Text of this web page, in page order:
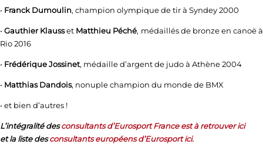
• Franck Dumoulin, champion olympique de tir à Syndey 2000
•Gauthier Klausset Matthieu Péché, médaillés de bronze en canoë à
Rio 2016
• Frédérique Jossinet, médaille d’argent de judo à Athène 2004
• Matthias Dandois, nonuple champion du monde de BMX
• et bien d’autres !
L’intégralité desconsultants d’Eurosport France est à retrouver ici
et la liste desconsultants européens d’Eurosport ici.